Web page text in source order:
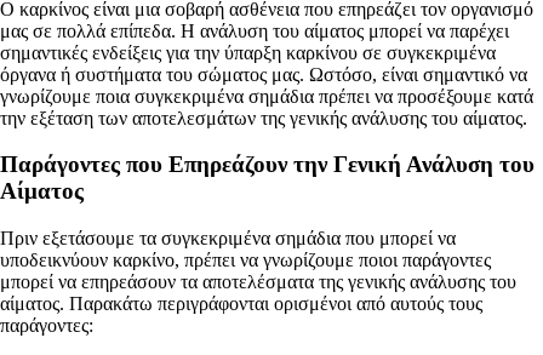
Ο καρκίνος είναι μια σοβαρή ασθένεια που επηρεάζει τον οργανισμό
μας σε πολλά επίπεδα. Η ανάλυση του αίματος μπορεί να παρέχει
σημαντικές ενδείξεις για την ύπαρξη καρκίνου σε συγκεκριμένα
όργανα ή συστήματα του σώματος μας. Ωστόσο, είναι σημαντικό να
γνωρίζουμε ποια συγκεκριμένα σημάδια πρέπει να προσέξουμε κατά
την εξέταση των αποτελεσμάτων της γενικής ανάλυσης του αίματος.
Παράγοντες που Επηρεάζουν την Γενική Ανάλυση του
Αίματος
Πριν εξετάσουμε τα συγκεκριμένα σημάδια που μπορεί να
υποδεικνύουν καρκίνο, πρέπει να γνωρίζουμε ποιοι παράγοντες
μπορεί να επηρεάσουν τα αποτελέσματα της γενικής ανάλυσης του
αίματος. Παρακάτω περιγράφονται ορισμένοι από αυτούς τους
παράγοντες: